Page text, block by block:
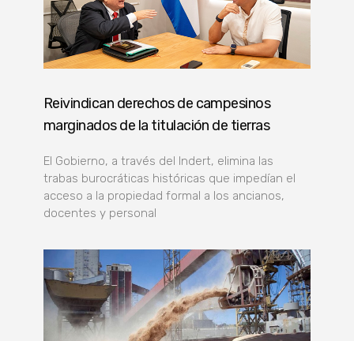
Reivindican derechos de campesinos
marginados de la titulación de tierras
El Gobierno, a través del Indert, elimina las
trabas burocráticas históricas que impedían el
acceso a la propiedad formal a los ancianos,
docentes y personal